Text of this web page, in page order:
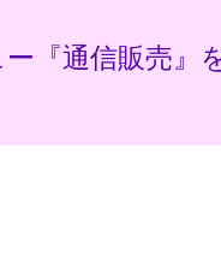
『通信販売』